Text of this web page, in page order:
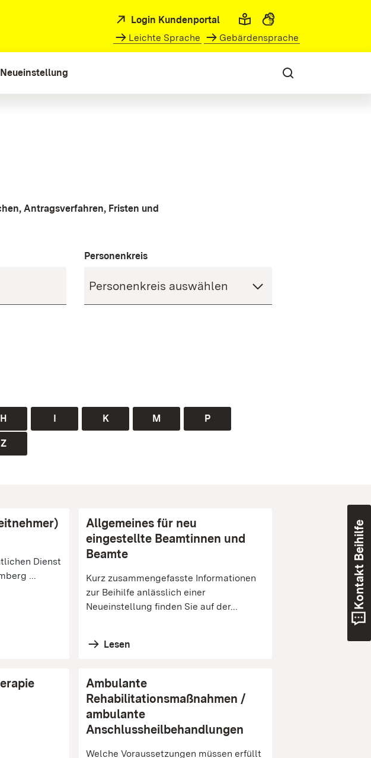
Login Kundenportal
Leichte Sprache
Gebärdensprache
Neueinstellung
Antragsverfahren, Fristen und
Personenkreis
H I K M P
Z
Dienst
...
Allgemeines für neu
eingestellte Beamtinnen und
Beamte
Kurz zusammengefasste Informationen
zur Beihilfe anlässlich einer
Neueinstellung finden Sie auf der...
Lesen
Ambulante
Rehabilitationsmaßnahmen /
ambulante
Anschlussheilbehandlungen
Welche Voraussetzungen müssen erfüllt
Kontakt Beihilfe